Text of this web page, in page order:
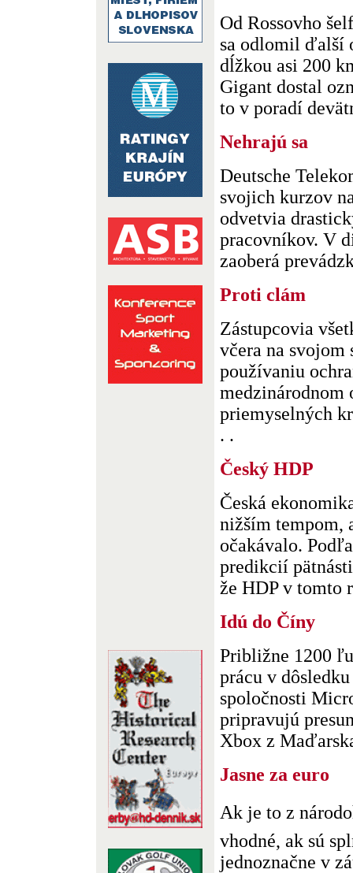
Od Rossovho
sa odlomil ďalší
dĺžkou asi 200
Gigant dostal
to v poradí
Nehrajú sa
Deutsche
svojich kurzov
odvetvia
pracovníkov. V
zaoberá
Proti clám
Zástupcovia
včera na
používaniu
medzinárodnom
priemyselných
. .
Český HDP
Česká
nižším tempom,
očakávalo.
predikcií
že HDP v tomto
Idú do Číny
Približne 1200
prácu v
spoločnosti
pripravujú
Xbox z
Jasne za euro
Ak je to z
vhodné, ak sú
jednoznačne v